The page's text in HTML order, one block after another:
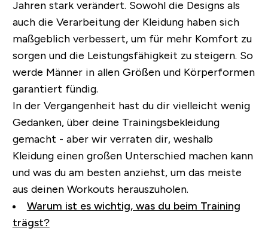
Jahren stark verändert. Sowohl die Designs als
auch die Verarbeitung der Kleidung haben sich
maßgeblich verbessert, um für mehr Komfort zu
sorgen und die Leistungsfähigkeit zu steigern. So
werde Männer in allen Größen und Körperformen
garantiert fündig.
In der Vergangenheit hast du dir vielleicht wenig
Gedanken, über deine Trainingsbekleidung
gemacht - aber wir verraten dir, weshalb
Kleidung einen großen Unterschied machen kann
und was du am besten anziehst, um das meiste
aus deinen Workouts herauszuholen.
Warum ist es wichtig, was du beim Training
trägst?